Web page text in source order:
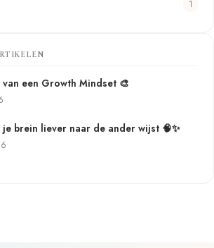
1
een Growth Mindset 🎨
je brein liever naar de ander wijst 🧠✨